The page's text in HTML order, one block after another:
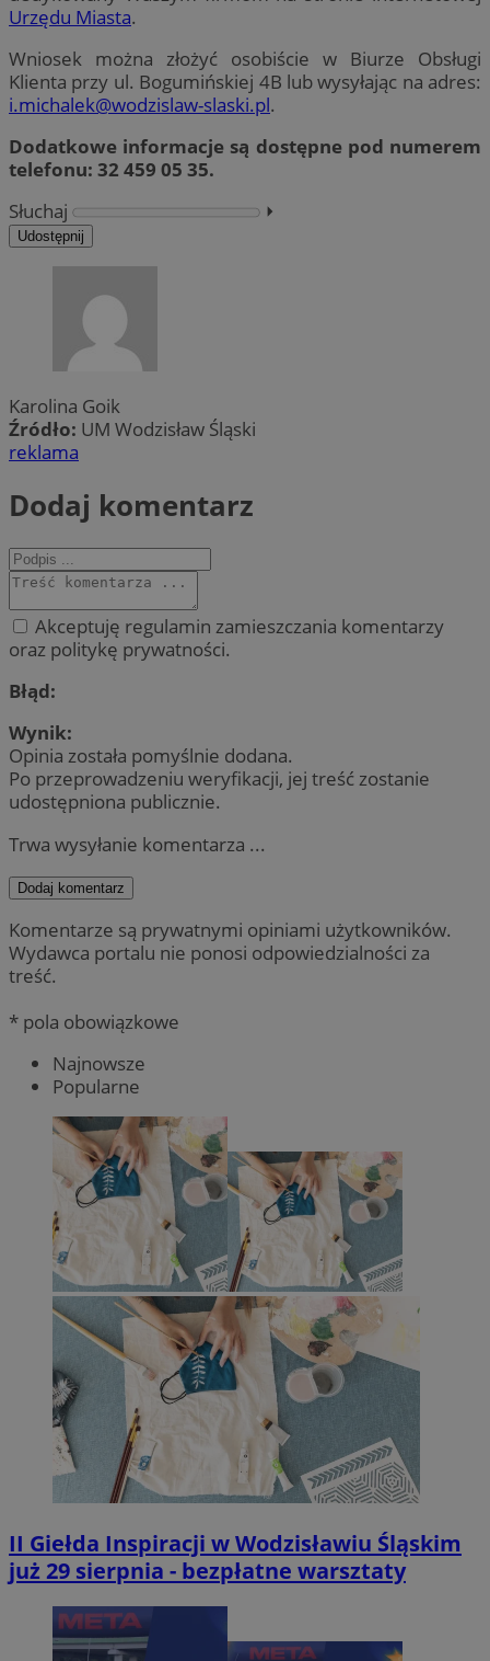
Urzędu Miasta.
Wniosek można złożyć osobiście w Biurze Obsługi
Klienta przy ul. Bogumińskiej 4B lub wysyłając na adres:
i.michalek@wodzislaw-slaski.pl.
Dodatkowe informacje są dostępne pod numerem
telefonu: 32 459 05 35.
Słuchaj
⏵︎
Udostępnij
Karolina Goik
Źródło: UM Wodzisław Śląski
reklama
Dodaj komentarz
Akceptuję regulamin zamieszczania komentarzy
oraz politykę prywatności.
Błąd:
Wynik:
Opinia została pomyślnie dodana.
Po przeprowadzeniu weryfikacji, jej treść zostanie
udostępniona publicznie.
Trwa wysyłanie komentarza ...
Dodaj komentarz
Komentarze są prywatnymi opiniami użytkowników.
Wydawca portalu nie ponosi odpowiedzialności za
treść.
* pola obowiązkowe
Najnowsze
Popularne
II Giełda Inspiracji w Wodzisławiu Śląskim
już 29 sierpnia - bezpłatne warsztaty